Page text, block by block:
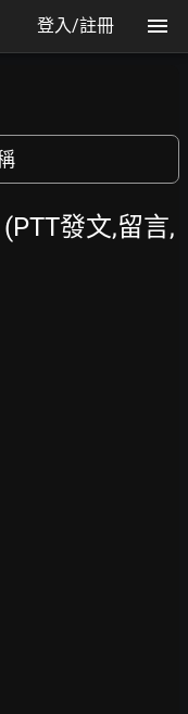
登入/註冊
發文,留言,